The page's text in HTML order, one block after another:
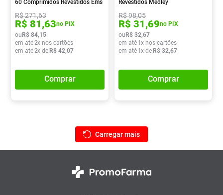
60 Comprimidos Revestidos Ems
R$271,63
R$ 81,63no PIX
ouR$ 84,15
em até2x nos cartões
em até2x deR$ 42,07
Comprar
Revestidos Medley
R$98,05
R$ 31,69no PIX
ouR$ 32,67
em até 1x nos cartões
em até 1x deR$ 32,67
Comprar